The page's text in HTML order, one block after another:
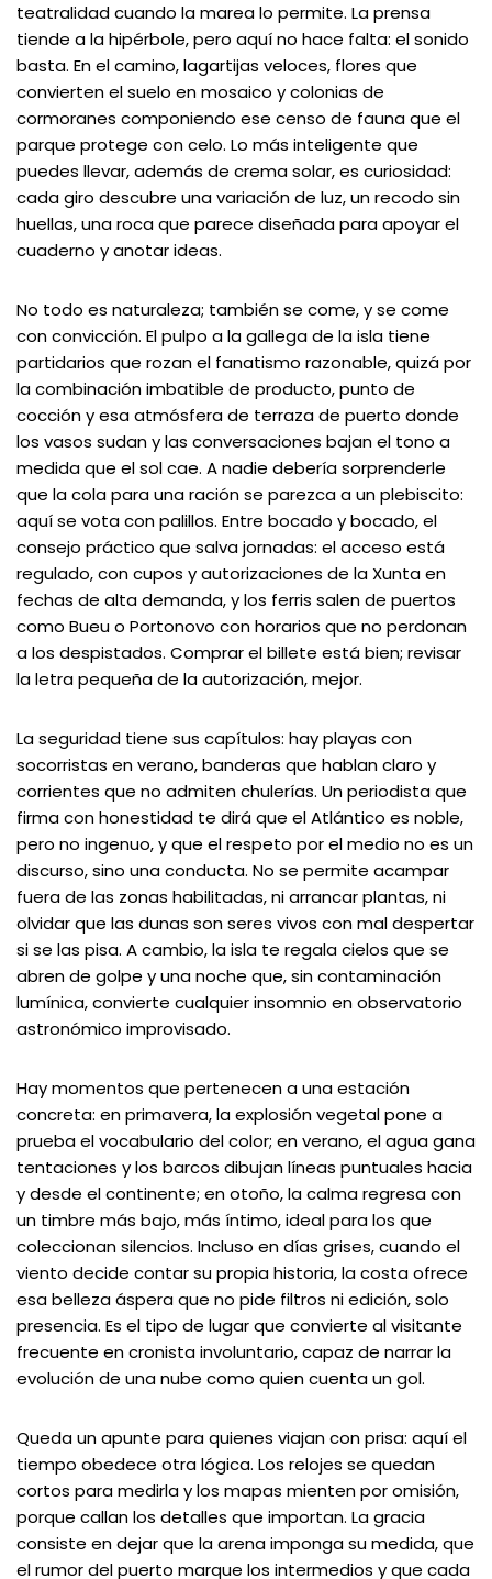
teatralidad cuando la marea lo permite. La prensa
tiende a la hipérbole, pero aquí no hace falta: el sonido
basta. En el camino, lagartijas veloces, flores que
convierten el suelo en mosaico y colonias de
cormoranes componiendo ese censo de fauna que el
parque protege con celo. Lo más inteligente que
puedes llevar, además de crema solar, es curiosidad:
cada giro descubre una variación de luz, un recodo sin
huellas, una roca que parece diseñada para apoyar el
cuaderno y anotar ideas.
No todo es naturaleza; también se come, y se come
con convicción. El pulpo a la gallega de la isla tiene
partidarios que rozan el fanatismo razonable, quizá por
la combinación imbatible de producto, punto de
cocción y esa atmósfera de terraza de puerto donde
los vasos sudan y las conversaciones bajan el tono a
medida que el sol cae. A nadie debería sorprenderle
que la cola para una ración se parezca a un plebiscito:
aquí se vota con palillos. Entre bocado y bocado, el
consejo práctico que salva jornadas: el acceso está
regulado, con cupos y autorizaciones de la Xunta en
fechas de alta demanda, y los ferris salen de puertos
como Bueu o Portonovo con horarios que no perdonan
a los despistados. Comprar el billete está bien; revisar
la letra pequeña de la autorización, mejor.
La seguridad tiene sus capítulos: hay playas con
socorristas en verano, banderas que hablan claro y
corrientes que no admiten chulerías. Un periodista que
firma con honestidad te dirá que el Atlántico es noble,
pero no ingenuo, y que el respeto por el medio no es un
discurso, sino una conducta. No se permite acampar
fuera de las zonas habilitadas, ni arrancar plantas, ni
olvidar que las dunas son seres vivos con mal despertar
si se las pisa. A cambio, la isla te regala cielos que se
abren de golpe y una noche que, sin contaminación
lumínica, convierte cualquier insomnio en observatorio
astronómico improvisado.
Hay momentos que pertenecen a una estación
concreta: en primavera, la explosión vegetal pone a
prueba el vocabulario del color; en verano, el agua gana
tentaciones y los barcos dibujan líneas puntuales hacia
y desde el continente; en otoño, la calma regresa con
un timbre más bajo, más íntimo, ideal para los que
coleccionan silencios. Incluso en días grises, cuando el
viento decide contar su propia historia, la costa ofrece
esa belleza áspera que no pide filtros ni edición, solo
presencia. Es el tipo de lugar que convierte al visitante
frecuente en cronista involuntario, capaz de narrar la
evolución de una nube como quien cuenta un gol.
Queda un apunte para quienes viajan con prisa: aquí el
tiempo obedece otra lógica. Los relojes se quedan
cortos para medirla y los mapas mienten por omisión,
porque callan los detalles que importan. La gracia
consiste en dejar que la arena imponga su medida, que
el rumor del puerto marque los intermedios y que cada